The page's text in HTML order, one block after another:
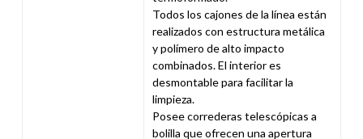
Todos los cajones de la línea están
realizados con estructura metálica
y polímero de alto impacto
combinados. El interior es
desmontable para facilitar la
limpieza.
Posee correderas telescópicas a
bolilla que ofrecen una apertura